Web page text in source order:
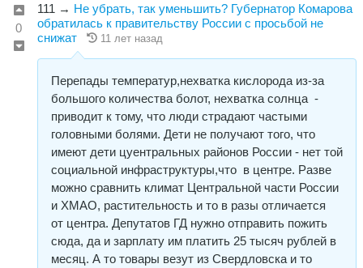
0
111 → Не убрать, так уменьшить? Губернатор Комарова
обратилась к правительству России с просьбой не
снижат
11 лет назад
Перепады температур,нехватка кислорода из-за
большого количества болот, нехватка солнца -
приводит к тому, что люди страдают частыми
головными болями. Дети не получают того, что
имеют дети цуентральных районов России - нет той
социальной инфраструктуры,что в центре. Разве
можно сравнить климат Центральной части России
и ХМАО, растительность и то в разы отличается
от центра. Депутатов ГД нужно отправить пожить
сюда, да и зарплату им платить 25 тысяч рублей в
месяц. А то товары везут из Свердловска и то